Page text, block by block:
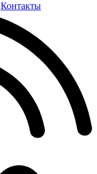
Контакты